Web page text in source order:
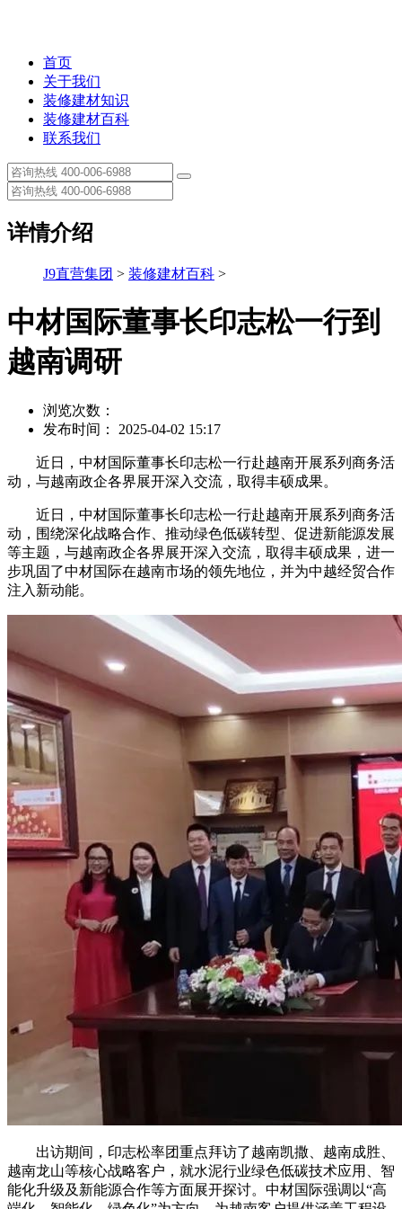
首页
关于我们
装修建材知识
装修建材百科
联系我们
详情介绍
J9直营集团 > 装修建材百科 >
中材国际董事长印志松一行到
越南调研
浏览次数：
发布时间： 2025-04-02 15:17
近日，中材国际董事长印志松一行赴越南开展系列商务活
动，与越南政企各界展开深入交流，取得丰硕成果。
近日，中材国际董事长印志松一行赴越南开展系列商务活
动，围绕深化战略合作、推动绿色低碳转型、促进新能源发展
等主题，与越南政企各界展开深入交流，取得丰硕成果，进一
步巩固了中材国际在越南市场的领先地位，并为中越经贸合作
注入新动能。
出访期间，印志松率团重点拜访了越南凯撒、越南成胜、
越南龙山等核心战略客户，就水泥行业绿色低碳技术应用、智
能化升级及新能源合作等方面展开探讨。中材国际强调以“高